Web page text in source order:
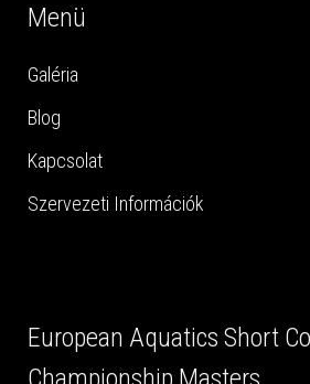
Menü
Galéria
Blog
Kapcsolat
Szervezeti Információk
European Aquatics Short